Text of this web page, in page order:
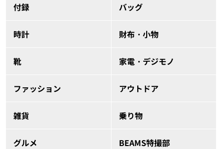
付録 バッグ
時計 財布・小物
靴 家電・デジモノ
ファッション アウトドア
雑貨 乗り物
グルメ BEAMS特撮部